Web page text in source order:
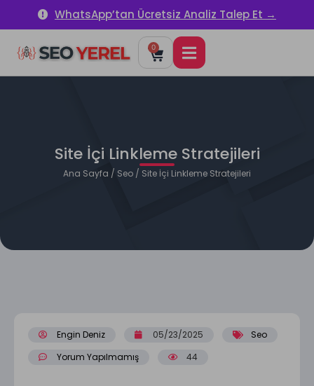
WhatsApp’tan Ücretsiz Analiz Talep Et →
0
Site İçi Linkleme Stratejileri
Ana Sayfa / Seo / Site İçi Linkleme Stratejileri
Engin Deniz 05/23/2025
Seo
Yorum Yapılmamış
44